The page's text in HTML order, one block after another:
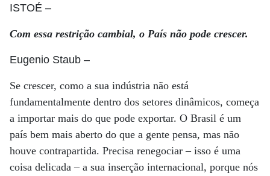
ISTOÉ –
Com essa restrição cambial, o País não pode crescer.
Eugenio Staub –
Se crescer, como a sua indústria não está
fundamentalmente dentro dos setores dinâmicos, começa
a importar mais do que pode exportar. O Brasil é um
país bem mais aberto do que a gente pensa, mas não
houve contrapartida. Precisa renegociar – isso é uma
coisa delicada – a sua inserção internacional, porque nós